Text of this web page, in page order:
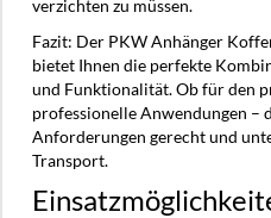
verzichten zu müssen.
Fazit: Der PKW Anhänger
bietet Ihnen die perfekte
und Funktionalität. Ob für den
professionelle Anwendungen –
Anforderungen gerecht und
Transport.